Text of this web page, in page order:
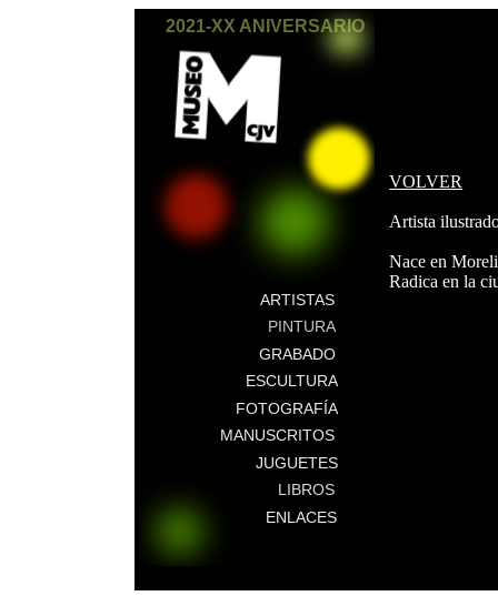
2021-XX ANIVERSARIO
ARTISTAS
PINTURA
GRABADO
ESCULTURA
FOTOGRAFÍA
MANUSCRITOS
JUGUETES
LIBROS
ENLACES
VOLVER
Artista
Nace en
Radica en la